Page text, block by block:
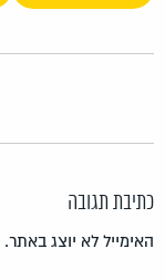
כתיבת תגובה
האימייל לא יוצג באתר.